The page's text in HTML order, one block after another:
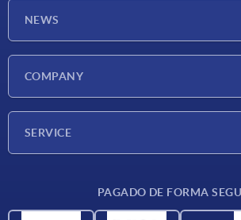
NEWS
COMPANY
SERVICE
PAGADO DE FORMA